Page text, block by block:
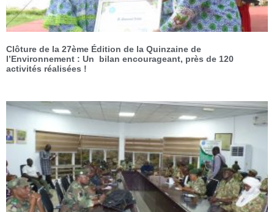
Clôture de la 27ème Édition de la Quinzaine de
l’Environnement : Un bilan encourageant, près de 120
activités réalisées !